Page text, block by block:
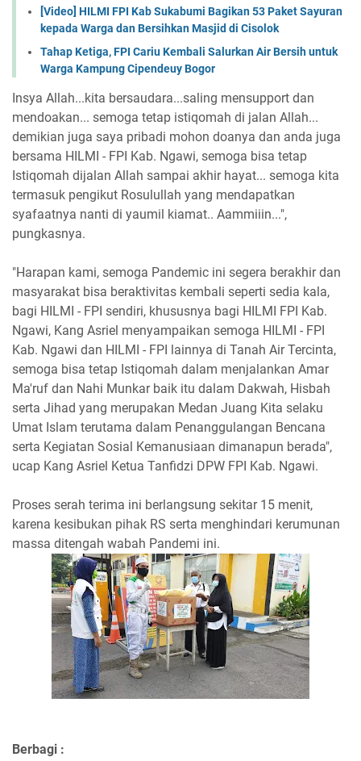
[Video] HILMI FPI Kab Sukabumi Bagikan 53 Paket Sayuran
kepada Warga dan Bersihkan Masjid di Cisolok
Tahap Ketiga, FPI Cariu Kembali Salurkan Air Bersih untuk
Warga Kampung Cipendeuy Bogor
Insya Allah...kita bersaudara...saling mensupport dan
mendoakan... semoga tetap istiqomah di jalan Allah...
demikian juga saya pribadi mohon doanya dan anda juga
bersama HILMI - FPI Kab. Ngawi, semoga bisa tetap
Istiqomah dijalan Allah sampai akhir hayat... semoga kita
termasuk pengikut Rosulullah yang mendapatkan
syafaatnya nanti di yaumil kiamat.. Aammiiin...",
pungkasnya.
"Harapan kami, semoga Pandemic ini segera berakhir dan
masyarakat bisa beraktivitas kembali seperti sedia kala,
bagi HILMI - FPI sendiri, khususnya bagi HILMI FPI Kab.
Ngawi, Kang Asriel menyampaikan semoga HILMI - FPI
Kab. Ngawi dan HILMI - FPI lainnya di Tanah Air Tercinta,
semoga bisa tetap Istiqomah dalam menjalankan Amar
Ma'ruf dan Nahi Munkar baik itu dalam Dakwah, Hisbah
serta Jihad yang merupakan Medan Juang Kita selaku
Umat Islam terutama dalam Penanggulangan Bencana
serta Kegiatan Sosial Kemanusiaan dimanapun berada",
ucap Kang Asriel Ketua Tanfidzi DPW FPI Kab. Ngawi.
Proses serah terima ini berlangsung sekitar 15 menit,
karena kesibukan pihak RS serta menghindari kerumunan
massa ditengah wabah Pandemi ini.
Berbagi :